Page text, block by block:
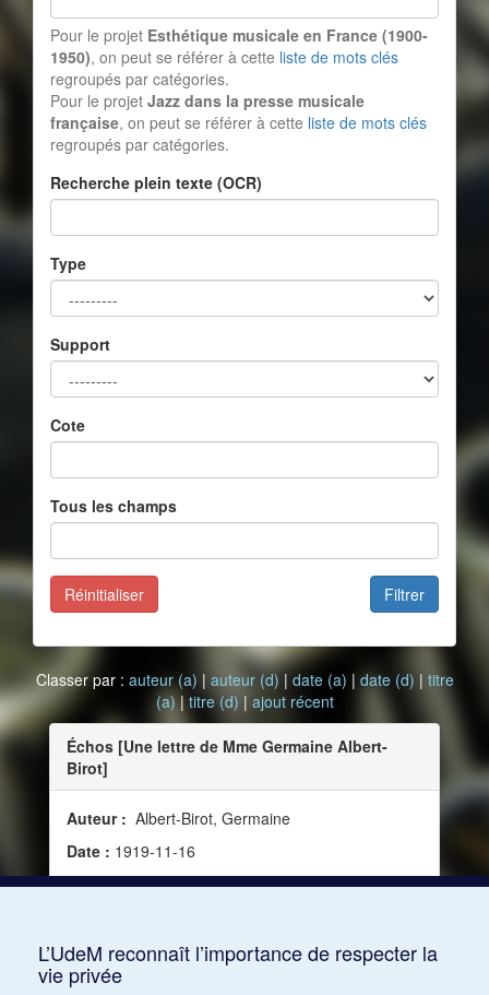
Pour le projet Esthétique musicale en France (1900-
1950), on peut se référer à cette liste de mots clés
regroupés par catégories.
Pour le projet Jazz dans la presse musicale
française, on peut se référer à cette liste de mots clés
regroupés par catégories.
Recherche plein texte (OCR)
Type
Support
Cote
Tous les champs
Filtrer
Réinitialiser
Classer par : auteur (a) | auteur (d) | date (a) | date (d) | titre
(a)| titre (d) | ajout récent
Échos [Une lettre de Mme Germaine Albert-
Birot]
Auteur : Albert-Birot, Germaine
Date : 1919-11-16
Source :Mercure de France, vol. 136, no 514 (16
L’UdeM reconnaît l’importance de respecter la
vie privée